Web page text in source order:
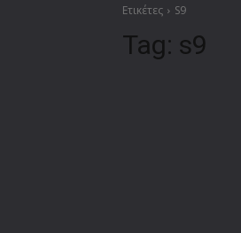
Ετικέτες S9
Tag: s9